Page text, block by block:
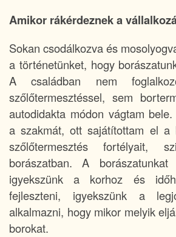
Amikor rákérdeznek a
Sokan csodálkozva és
a történetünket, hogy
A családban nem
szőlőtermesztéssel, sem
autodidakta módon vágtam
a szakmát, ott sajátítottam el a
szőlőtermesztés fortélyait,
borászatban. A
igyekszünk a korhoz és
fejleszteni, igyekszünk a
alkalmazni, hogy mikor melyik
borokat.